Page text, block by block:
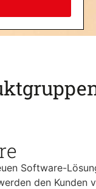
Software-
den Kunden